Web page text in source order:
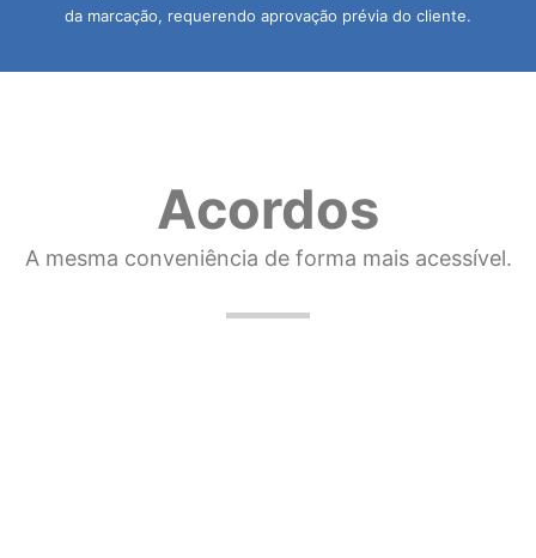
da marcação, requerendo aprovação prévia do cliente.
Acordos
A mesma conveniência de forma mais acessível.